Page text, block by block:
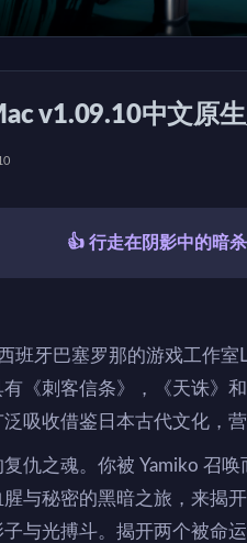
v1.09.10中文原
👍 行走在阴影中的暗
班牙巴塞罗那的游戏工作
《刺客信条》，《天诛》
吸收借鉴日本古代文化，
仇之魂。你被 Yamiko 召
与秘密的黑暗之旅，来揭
与光搏斗。揭开两个被命